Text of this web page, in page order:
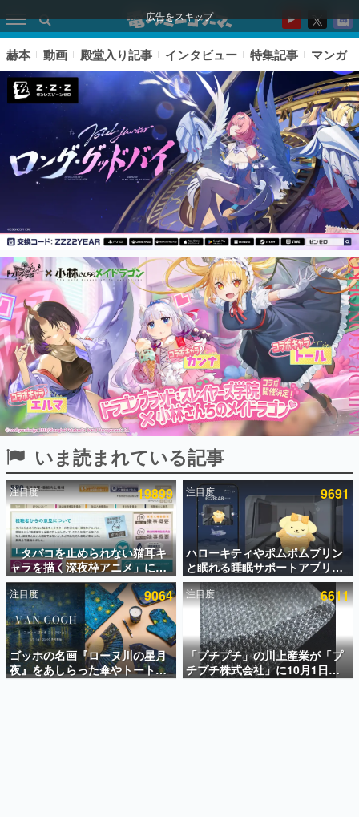
広告をスキップ
ピックアップ
電ファミのいま読まれている記事ランキング
アプリセール情報
インタビュー
連載・特集一覧
殿堂入り記事
SNS拡散数が数千以上！ ページビュー数万以上！ などな
ど。多くの人々に読まれた、電ファミ渾身の“殿堂入り”記
事をまとめました。
ゲームの企画書
名作ゲームクリエイターの方々に製作時のエピソードをお
聞きし、ヒットする企画（ゲーム）とは何か？を探ってい
きます。
赫本
この物語を解いてはいけない。『赫本』は、〈試験問題〉
の形をした短編ホラー小説集です。
新世代に訊く
これからのデジタルゲーム市場を担う若きクリエイター達
の姿を追い、彼らのルーツと情熱を探っていきます。
赫本 動画 殿堂入り記事 インタビュー 特集記事 マンガ
いま読まれている記事
注目度 19899
「タバコを止められない猫耳キ
ャラを描く深夜枠アニメ」に視
聴者の一部から批判意見。違法
薬物の使用と思しき描写も含め
て、BPOが議論を交わす
注目度 9691
ハローキティやポムポムプリン
と眠れる睡眠サポートアプリ
『ゆめたび』が配信中。キャラ
ごとのASMRや目覚ましアラー
ムも搭載
注目度 9064
ゴッホの名画『ローヌ川の星月
夜』をあしらった傘やトートバ
ッグなどが登場。8月7日21時よ
注目度 6611
「プチプチ」の川上産業が「プ
チプチ株式会社」に10月1日よ
り社名変更へ。創業58年で初め